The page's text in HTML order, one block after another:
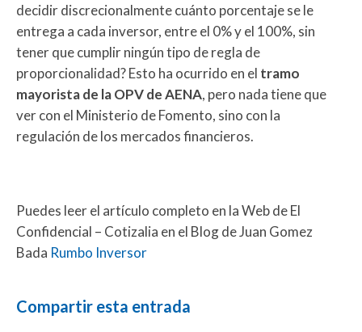
decidir discrecionalmente cuánto porcentaje se le
entrega a cada inversor, entre el 0% y el 100%, sin
tener que cumplir ningún tipo de regla de
proporcionalidad? Esto ha ocurrido en el tramo
mayorista de la OPV de AENA, pero nada tiene que
ver con el Ministerio de Fomento, sino con la
regulación de los mercados financieros.
Puedes leer el artículo completo en la Web de El
Confidencial – Cotizalia en el Blog de Juan Gomez
Bada Rumbo Inversor
Compartir esta entrada